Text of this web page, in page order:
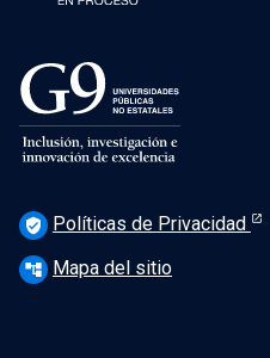
verified_user Políticas de Privacidad
account_tree Mapa del sitio